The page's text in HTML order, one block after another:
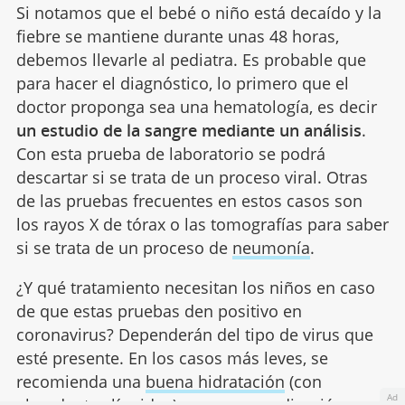
Si notamos que el bebé o niño está decaído y la
fiebre se mantiene durante unas 48 horas,
debemos llevarle al pediatra. Es probable que
para hacer el diagnóstico, lo primero que el
doctor proponga sea una hematología, es decir
un estudio de la sangre mediante un análisis.
Con esta prueba de laboratorio se podrá
descartar si se trata de un proceso viral. Otras
de las pruebas frecuentes en estos casos son
los rayos X de tórax o las tomografías para saber
si se trata de un proceso de neumonía.
¿Y qué tratamiento necesitan los niños en caso
de que estas pruebas den positivo en
coronavirus? Dependerán del tipo de virus que
esté presente. En los casos más leves, se
recomienda una buena hidratación (con
Ad